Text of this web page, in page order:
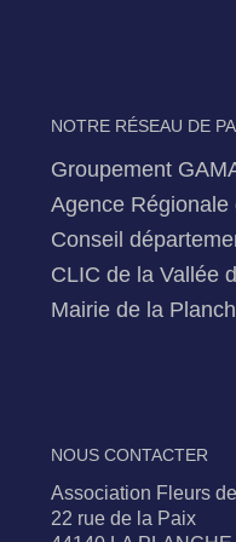
NOTRE RÉSEAU DE
Groupement
Agence
Conseil
CLIC de la Vallée
Mairie de la
NOUS CONTACTER
Association Fleurs
22 rue de la Paix